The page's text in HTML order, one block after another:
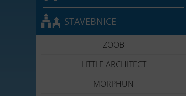
STAVEBNICE
ZOOB
LITTLE ARCHITECT
MORPHUN